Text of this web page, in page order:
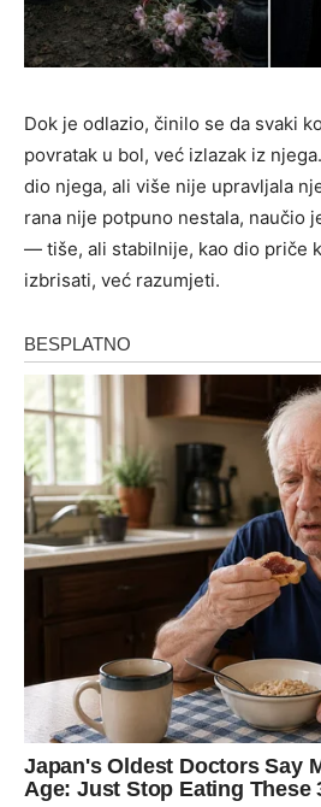
Dok je odlazio, činilo se da svaki
povratak u bol, već izlazak iz
dio njega, ali više nije upravljala
rana nije potpuno nestala, naučio
— tiše, ali stabilnije, kao dio priče
izbrisati, već razumjeti.